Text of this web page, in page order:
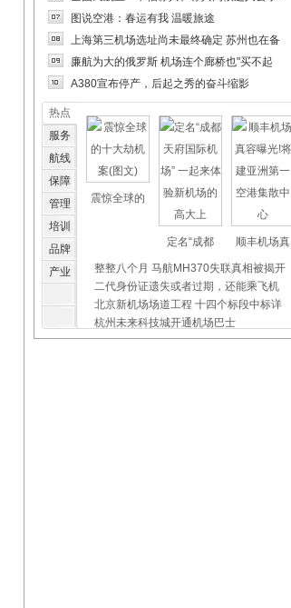
图说空港：春运有我 温暖旅途
上海第三机场选址尚未最终确定 苏州也在备
廉航为大的俄罗斯 机场连个廊桥也"买不起
A380宣布停产，后起之秀的奋斗缩影
热点
服务
航线
保障
管理
培训
品牌
产业
震惊全球的
定名“成都 顺丰机场真
整整八个月 马航MH370失联真相被揭开
二代身份证遗失或者过期，还能乘飞机
北京新机场场道工程 十四个标段中标详
杭州未来科技城开通机场巴士
上海虹桥、浦东机场外币兑换点位置介